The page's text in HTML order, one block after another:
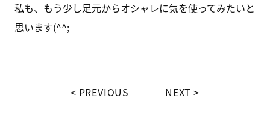
私も、もう少し足元からオシャレに気を使ってみたいと
思います(^^;
PREVIOUS NEXT